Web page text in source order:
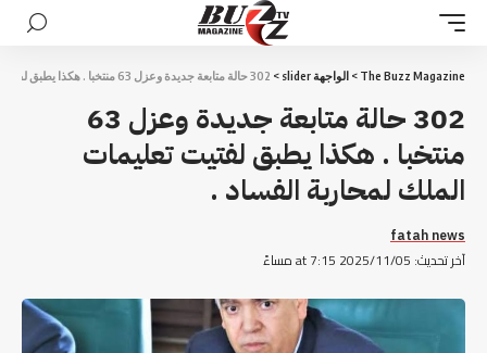
The Buzz Magazine
> الواجهة slider > 302 حالة متابعة جديدة وعزل 63 منتخبا . هكذا يطبق لفتيت تعليمات الملك لمحاربة الفساد .
302 حالة متابعة جديدة وعزل 63
منتخبا . هكذا يطبق لفتيت تعليمات
الملك لمحاربة الفساد .
آخر تحديث: 2025/11/05 at 7:15 مساءً
fatah news